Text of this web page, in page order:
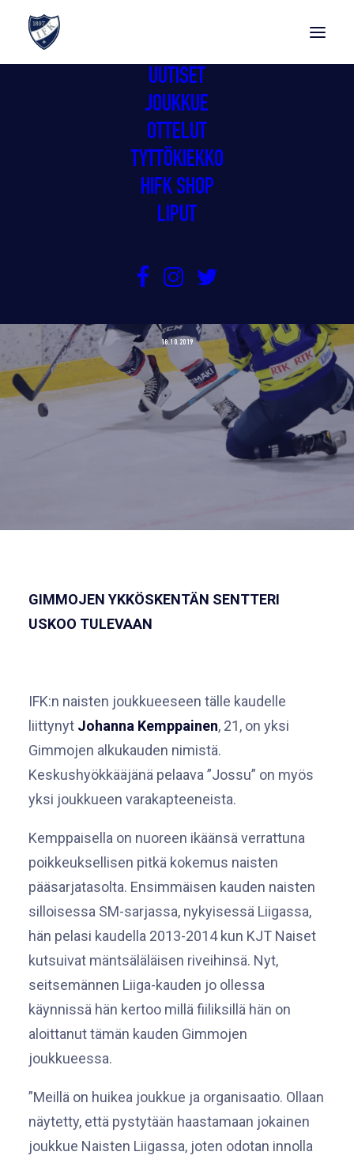
UUTISET
JOUKKUE
OTTELUT
TYTTÖKIEKKO
HIFK SHOP
LIPUT
STADIN GIMMOJEN TALLINK:IN
KUUKAUDEN PELAAJANA PALKITTIIN
18.10.2019
GIMMOJEN YKKÖSKENTÄN SENTTERI
USKOO TULEVAAN
IFK:n naisten joukkueeseen tälle kaudelle
liittynyt Johanna Kemppainen, 21, on yksi
Gimmojen alkukauden nimistä.
Keskushyökkääjänä pelaava ”Jossu” on myös
yksi joukkueen varakapteeneista.
Kemppaisella on nuoreen ikäänsä verrattuna
poikkeuksellisen pitkä kokemus naisten
pääsarjatasolta. Ensimmäisen kauden naisten
silloisessa SM-sarjassa, nykyisessä Liigassa,
hän pelasi kaudella 2013-2014 kun KJT Naiset
kutsuivat mäntsäläläisen riveihinsä. Nyt,
seitsemännen Liiga-kauden jo ollessa
käynnissä hän kertoo millä fiiliksillä hän on
aloittanut tämän kauden Gimmojen
joukkueessa.
”Meillä on huikea joukkue ja organisaatio. Ollaan
näytetty, että pystytään haastamaan jokainen
joukkue Naisten Liigassa, joten odotan innolla